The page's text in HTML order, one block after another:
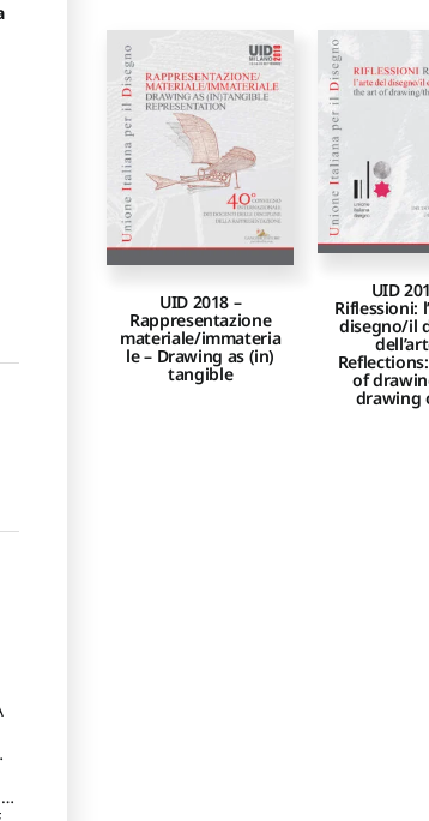
UID 2018 –
Rappresentazione
materiale/immateria
le – Drawing as (in)
tangible
UID
Riflessioni:
disegno/il
of
drawing
a